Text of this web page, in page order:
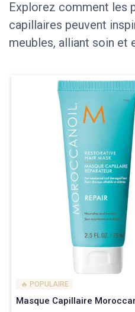
Explorez comment les
capillaires peuvent
meubles, alliant soin et
🔥 POPULAIRE
Masque Capillaire